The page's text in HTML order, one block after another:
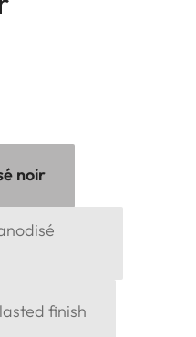
noir
finish